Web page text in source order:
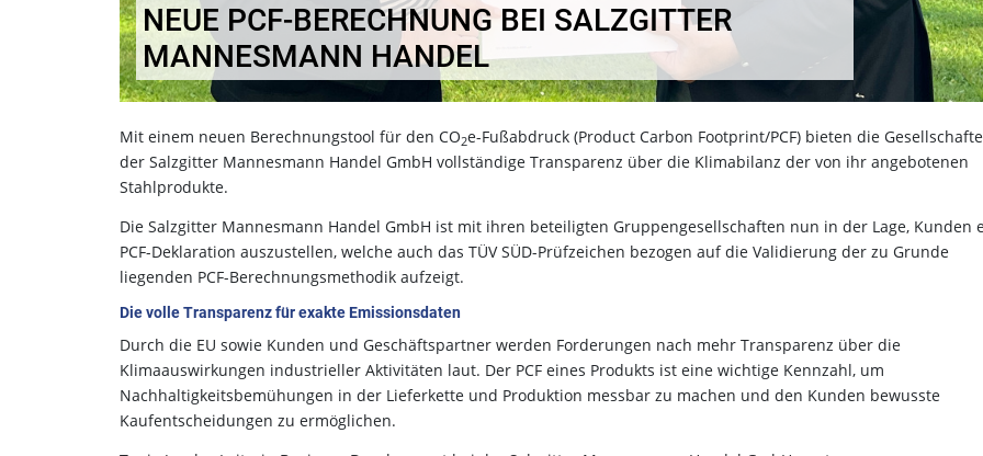
NEUE PCF-BERECHNUNG BEI SALZGITTER
MANNESMANN HANDEL
Mit einem neuen Berechnungstool für den CO2e-Fußabdruck (Product Carbon Footprint/PCF) bieten die
der Salzgitter Mannesmann Handel GmbH vollständige Transparenz über die Klimabilanz der von ihr angebotenen
Stahlprodukte.
Die Salzgitter Mannesmann Handel GmbH ist mit ihren beteiligten Gruppengesellschaften nun in der Lage, Kunden
PCF-Deklaration auszustellen, welche auch das TÜV SÜD-Prüfzeichen bezogen auf die Validierung der zu Grunde
liegenden PCF-Berechnungsmethodik aufzeigt.
Die volle Transparenz für exakte Emissionsdaten
Durch die EU sowie Kunden und Geschäftspartner werden Forderungen nach mehr Transparenz über die
Klimaauswirkungen industrieller Aktivitäten laut. Der PCF eines Produkts ist eine wichtige Kennzahl, um
Nachhaltigkeitsbemühungen in der Lieferkette und Produktion messbar zu machen und den Kunden bewusste
Kaufentscheidungen zu ermöglichen.